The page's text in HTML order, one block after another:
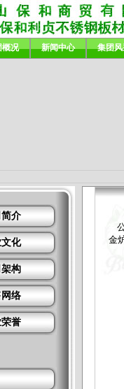
概况 新闻中心 集团风
介
化
构
络
誉
金